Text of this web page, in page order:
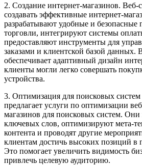
2. Создание интернет-магазинов. Веб-
создавать эффективные интернет-
разрабатывают удобные и
торговли, интегрируют системы
предоставляют инструменты для
заказами и клиентской базой данных.
обеспечивает адаптивный дизайн
клиенты могли легко совершать
устройства.
3. Оптимизация для поисковых
предлагает услуги по оптимизации
магазинов для поисковых систем. Они
ключевых слов, оптимизируют мета-
контента и проводят другие
клиентам достичь высоких позиций в
Это помогает увеличить видимость
привлечь целевую аудиторию.